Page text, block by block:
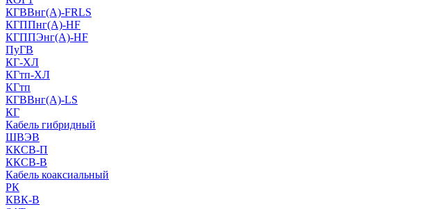
КГВВнг(А)-FRLS
КГППнг(A)-HF
КГППЭнг(A)-HF
ПуГВ
КГ-ХЛ
КГтп-ХЛ
КГтп
КГВВнг(А)-LS
КГ
Кабель гибридный
ШВЭВ
ККСВ-П
ККСВ-В
Кабель коаксиальный
РК
КВК-В